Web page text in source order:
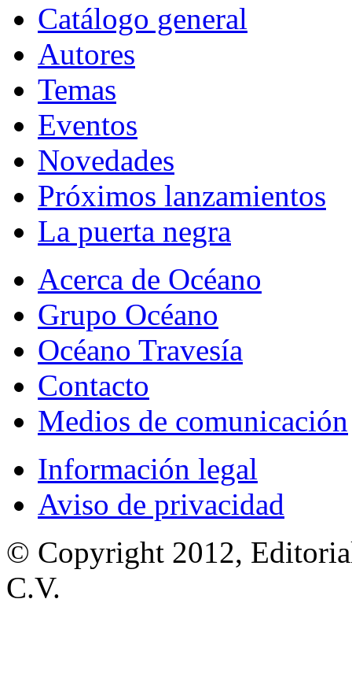
Catálogo general
Autores
Temas
Eventos
Novedades
Próximos lanzamientos
La puerta negra
Acerca de Océano
Grupo Océano
Océano Travesía
Contacto
Medios de comunicación
Información legal
Aviso de privacidad
© Copyright 2012,
C.V.